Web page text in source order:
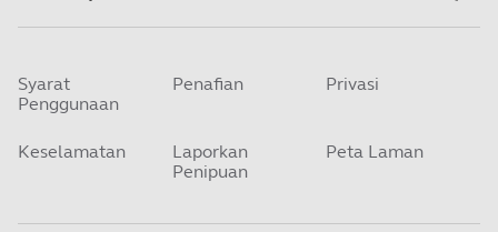
Syarat
Penggunaan
Penafian Privasi
Keselamatan
Laporkan
Penipuan
Peta Laman